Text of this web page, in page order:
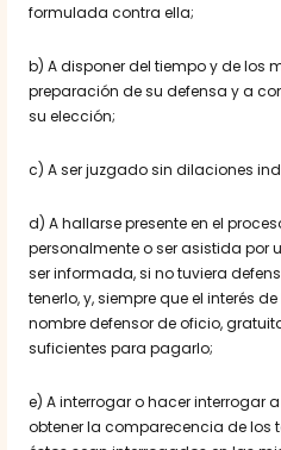
formulada contra ella;
b) A disponer del tiempo y de los
preparación de su defensa y a
su elección;
c) A ser juzgado sin dilaciones
d) A hallarse presente en el
personalmente o ser asistida por
ser informada, si no tuviera
tenerlo, y, siempre que el interés
nombre defensor de oficio,
suficientes para pagarlo;
e) A interrogar o hacer interrogar
obtener la comparecencia de los